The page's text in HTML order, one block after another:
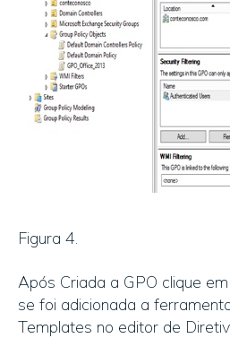
Figura 4.
Após Criada a GPO clique
se foi adicionada a
Templates no editor de